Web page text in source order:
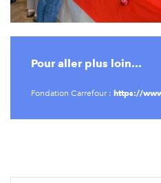
Pour aller plus loin...
Fondation Carrefour : https://